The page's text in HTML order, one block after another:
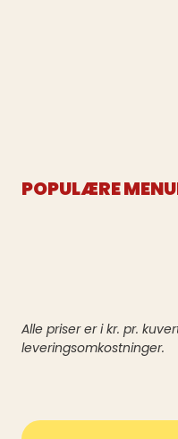
POPULÆRE
Alle priser er i kr. pr.
leveringsomkostninger.